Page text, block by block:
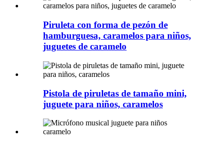
Piruleta con forma de pezón de
hamburguesa, caramelos para niños,
juguetes de caramelo
Pistola de piruletas de tamaño mini,
juguete para niños, caramelos